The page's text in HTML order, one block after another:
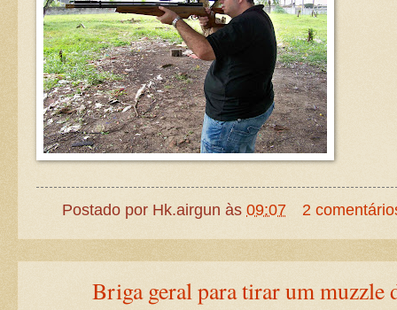
Postado por Hk.airgun às09:07 2
Briga geral para tirar um muzzle